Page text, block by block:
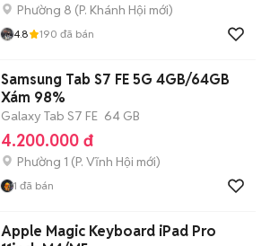
Phường 8 (P. Khánh Hội mới)
4.8 190 đã bán
Samsung Tab S7 FE 5G 4GB/64GB
Xám 98%
Galaxy Tab S7 FE 64 GB
4.200.000 đ
Phường 1 (P. Vĩnh Hội mới)
1 đã bán
Apple Magic Keyboard iPad Pro